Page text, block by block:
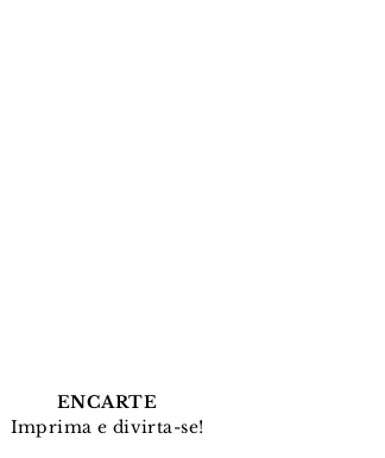
ENCARTE
Imprima e divirta-se!